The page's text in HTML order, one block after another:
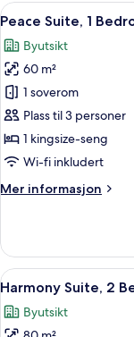
Bedroom
Åpne
alle
bildene
av
Peace
Suite,
1
Bedroom
9
Peace Suite, 1
Byutsikt
60 m²
1 soverom
Plass til 3 personer
1 kingsize-seng
Wi-fi inkludert
Mer informasjon
Mer
Suite,
Bedroom
Åpne
alle
bildene
9
Harmony Suite, 2
Byutsikt